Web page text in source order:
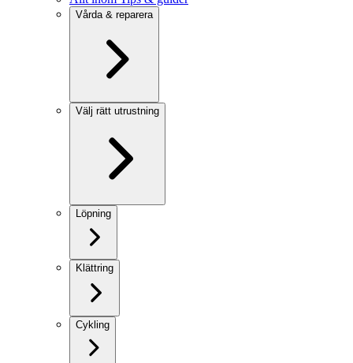
Vårda & reparera
Välj rätt utrustning
Löpning
Klättring
Cykling